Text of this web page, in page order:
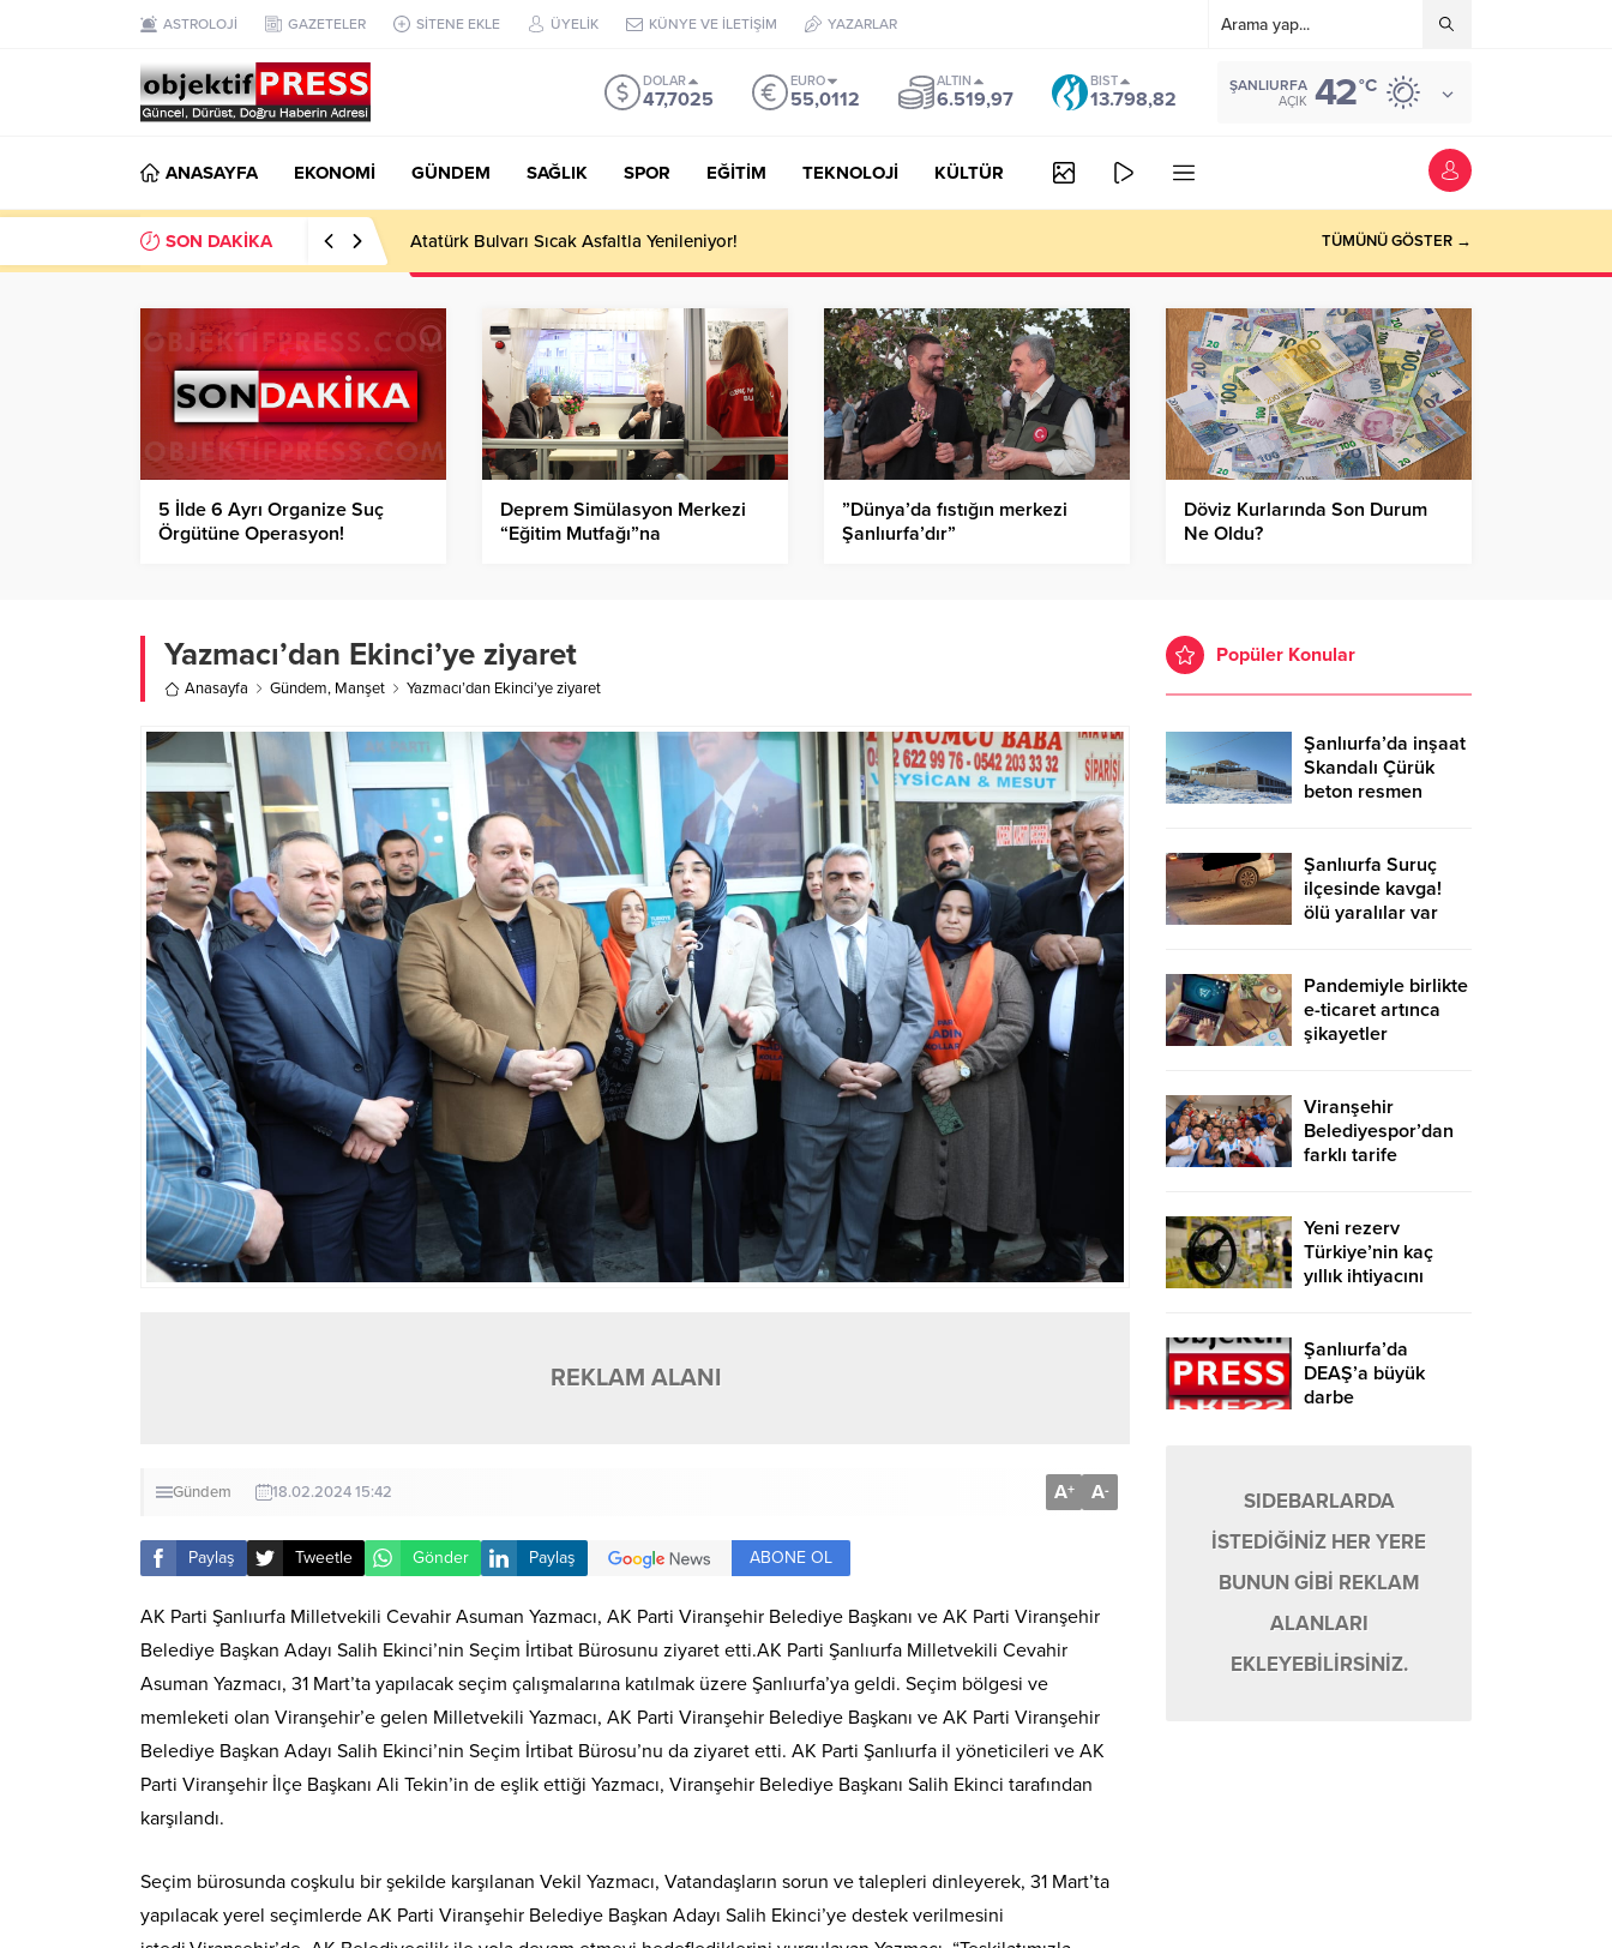
ASTROLOJİ GAZETELER SİTENE EKLE ÜYELİK KÜNYE VE İLETİŞİM YAZARLAR
DOLAR
47,7025
EURO
55,0112
ALTIN
6.519,97
BIST
13.798,82
ŞANLIURFA
AÇIK 42°C
ANASAYFA EKONOMİ GÜNDEM SAĞLIK SPOR EĞİTİM TEKNOLOJİ KÜLTÜR
SON DAKİKA Temmuzda IPARD III Kapsamında 634,3 Milyon Lira Hibe Ödemesi Yapıldı! TÜMÜNÜ GÖSTER →
5 İlde 6 Ayrı Organize Suç
Örgütüne Operasyon!
Deprem Simülasyon Merkezi
“Eğitim Mutfağı”na
”Dünya’da fıstığın merkezi
Şanlıurfa’dır”
Döviz Kurlarında Son Durum
Ne Oldu?
Yazmacı’dan Ekinci’ye ziyaret
Anasayfa Gündem, Manşet Yazmacı’dan Ekinci’ye ziyaret
REKLAM ALANI
Gündem 18.02.2024 15:42 A+ A-
Paylaş Tweetle Gönder Paylaş ABONE OL
AK Parti Şanlıurfa Milletvekili Cevahir Asuman Yazmacı, AK Parti Viranşehir Belediye Başkanı ve AK Parti Viranşehir
Belediye Başkan Adayı Salih Ekinci’nin Seçim İrtibat Bürosunu ziyaret etti.AK Parti Şanlıurfa Milletvekili Cevahir
Asuman Yazmacı, 31 Mart’ta yapılacak seçim çalışmalarına katılmak üzere Şanlıurfa’ya geldi. Seçim bölgesi ve
memleketi olan Viranşehir’e gelen Milletvekili Yazmacı, AK Parti Viranşehir Belediye Başkanı ve AK Parti Viranşehir
Belediye Başkan Adayı Salih Ekinci’nin Seçim İrtibat Bürosu’nu da ziyaret etti. AK Parti Şanlıurfa il yöneticileri ve AK
Parti Viranşehir İlçe Başkanı Ali Tekin’in de eşlik ettiği Yazmacı, Viranşehir Belediye Başkanı Salih Ekinci tarafından
karşılandı.
Seçim bürosunda coşkulu bir şekilde karşılanan Vekil Yazmacı, Vatandaşların sorun ve talepleri dinleyerek, 31 Mart’ta
yapılacak yerel seçimlerde AK Parti Viranşehir Belediye Başkan Adayı Salih Ekinci’ye destek verilmesini
Popüler Konular
Şanlıurfa’da inşaat
Skandalı Çürük
beton resmen
Şanlıurfa Suruç
ilçesinde kavga!
ölü yaralılar var
Pandemiyle birlikte
e-ticaret artınca
şikayetler
Viranşehir
Belediyespor’dan
farklı tarife
Yeni rezerv
Türkiye’nin kaç
yıllık ihtiyacını
Şanlıurfa’da
DEAŞ’a büyük
darbe
SIDEBARLARDA
İSTEDİĞİNİZ HER YERE
BUNUN GİBİ REKLAM
ALANLARI
EKLEYEBİLİRSİNİZ.